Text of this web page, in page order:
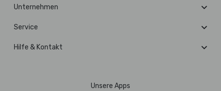
Unternehmen
Service
Hilfe & Kontakt
Unsere Apps